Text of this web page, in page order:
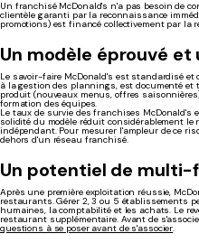
Un franchisé McDonald's n'a pas besoin de
clientèle garanti par la reconnaissance
promotions) est financé collectivement par
Un modèle éprouvé
Le savoir-faire McDonald's est standardisé
à la gestion des plannings, est documenté
produit (nouveaux menus, offres
formation des équipes.
Le taux de survie des franchises
solidité du modèle réduit considérablement
indépendant. Pour mesurer l'ampleur de ce
dehors d'un réseau franchisé.
Un potentiel de multi-
Après une première exploitation réussie,
restaurants. Gérer 2, 3 ou 5 établissements
humaines, la comptabilité et les achats. Le
restaurant supplémentaire. Avant de
questions à se poser avant de s'associer.